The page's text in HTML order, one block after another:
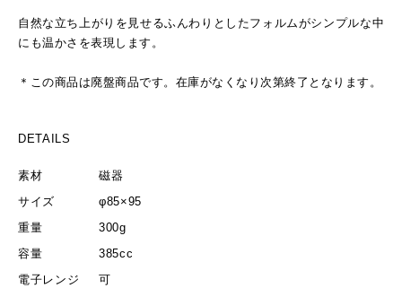
自然な立ち上がりを見せるふんわりとしたフォルムがシンプルな中
にも温かさを表現します。
＊この商品は廃盤商品です。在庫がなくなり次第終了となります。
DETAILS
素材
磁器
サイズ
φ85×95
重量
300g
容量
385cc
電子レンジ
可